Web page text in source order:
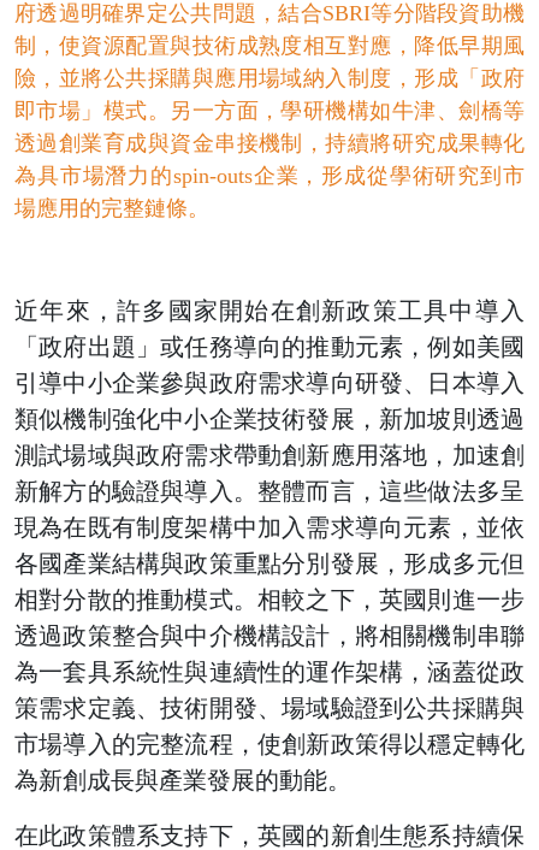
府透過明確界定公共問題，結合SBRI等分階段資助機
制，使資源配置與技術成熟度相互對應，降低早期風
險，並將公共採購與應用場域納入制度，形成「政府
即市場」模式。另一方面，學研機構如牛津、劍橋等
透過創業育成與資金串接機制，持續將研究成果轉化
為具市場潛力的spin-outs企業，形成從學術研究到市
場應用的完整鏈條。
近年來，許多國家開始在創新政策工具中導入
「政府出題」或任務導向的推動元素，例如美國
引導中小企業參與政府需求導向研發、日本導入
類似機制強化中小企業技術發展，新加坡則透過
測試場域與政府需求帶動創新應用落地，加速創
新解方的驗證與導入。整體而言，這些做法多呈
現為在既有制度架構中加入需求導向元素，並依
各國產業結構與政策重點分別發展，形成多元但
相對分散的推動模式。相較之下，英國則進一步
透過政策整合與中介機構設計，將相關機制串聯
為一套具系統性與連續性的運作架構，涵蓋從政
策需求定義、技術開發、場域驗證到公共採購與
市場導入的完整流程，使創新政策得以穩定轉化
為新創成長與產業發展的動能。
在此政策體系支持下，英國的新創生態系持續保